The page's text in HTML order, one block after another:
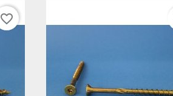
favorite_border